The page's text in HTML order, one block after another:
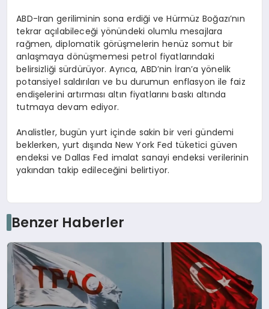
ABD-Iran geriliminin sona erdiği ve Hürmüz Boğazı’nın
tekrar açılabileceği yönündeki olumlu mesajlara
rağmen, diplomatik görüşmelerin henüz somut bir
anlaşmaya dönüşmemesi petrol fiyatlarındaki
belirsizliği sürdürüyor. Ayrıca, ABD’nin İran’a yönelik
potansiyel saldırıları ve bu durumun enflasyon ile faiz
endişelerini artırması altın fiyatlarını baskı altında
tutmaya devam ediyor.
Analistler, bugün yurt içinde sakin bir veri gündemi
beklerken, yurt dışında New York Fed tüketici güven
endeksi ve Dallas Fed imalat sanayi endeksi verilerinin
yakından takip edileceğini belirtiyor.
Benzer Haberler